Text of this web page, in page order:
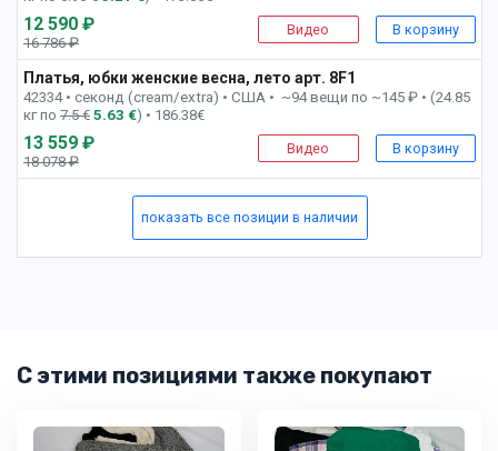
12 590 ₽
16 786 ₽
Видео В корзину
Платья, юбки женские весна, лето арт. 8F1
42334 • секонд (cream/extra) • США • ~94 вещи по ~145 ₽ • (24.85
кг по 7.5 € 5.63 €) • 186.38€
13 559 ₽
18 078 ₽
Видео В корзину
показать все позиции в наличии
С этими позициями также покупают